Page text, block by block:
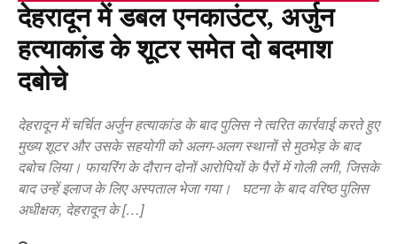
देहरादून में डबल एनकाउंटर, अर्जुन
हत्याकांड के शूटर समेत दो बदमाश
दबोचे
देहरादून में चर्चित अर्जुन हत्याकांड के बाद पुलिस ने त्वरित कार्रवाई करते हुए
मुख्य शूटर और उसके सहयोगी को अलग-अलग स्थानों से मुठभेड़ के बाद
दबोच लिया। फायरिंग के दौरान दोनों आरोपियों के पैरों में गोली लगी, जिसके
बाद उन्हें इलाज के लिए अस्पताल भेजा गया। घटना के बाद वरिष्ठ पुलिस
अधीक्षक, देहरादून के […]